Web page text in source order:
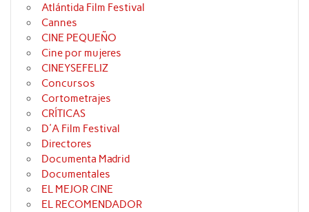
Atlántida Film Festival
Cannes
CINE PEQUEÑO
Cine por mujeres
CINEYSEFELIZ
Concursos
Cortometrajes
CRÍTICAS
D'A Film Festival
Directores
Documenta Madrid
Documentales
EL MEJOR CINE
EL RECOMENDADOR